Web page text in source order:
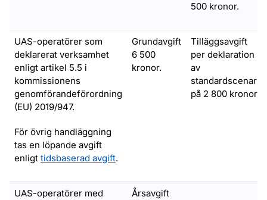
500 kronor.
UAS-operatörer som
deklarerat verksamhet
enligt artikel 5.5 i
kommissionens
genomförandeförordning
(EU) 2019/947.
För övrig handläggning
tas en löpande avgift
enligt tidsbaserad avgift.
Grundavgift
6 500
kronor.
Tilläggsavgift
per deklaration
av
standardscenario
på 2 800 kronor.
UAS-operatörer med
Årsavgift